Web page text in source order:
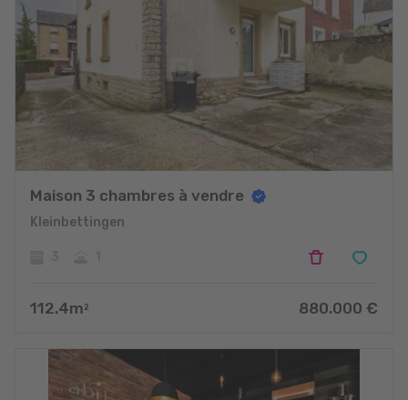
Maison 3 chambres à vendre
Kleinbettingen
112.4m 2 880.000 €